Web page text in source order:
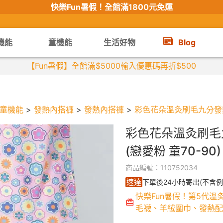
快樂Fun暑假！ 全館滿1800元免運
能 童機能 生活好物 Blog
【限時組合】買2件涼感衣享兒童半價
童機能 > 發熱內搭褲 > 發熱內搭褲 > 彩色花朵溫灸刷毛九分
彩色花朵溫灸刷
(戀愛粉 童70-90)
商品編號：110752034
速達下單後24小時寄出(不含
快樂Fun暑假！第5代溫
毛襪、羊絨圍巾、發熱